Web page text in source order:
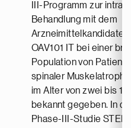
III-Programm zur
Behandlung mit dem
Arzneimittelkandidaten
OAV101 IT bei einer
Population von
spinaler
im Alter von zwei bis 18
bekannt gegeben. In
Phase-III-Studie